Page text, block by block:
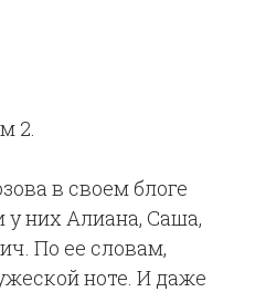
2.
в своем блоге
у них Алиана, Саша,
По ее словам,
ноте. И даже